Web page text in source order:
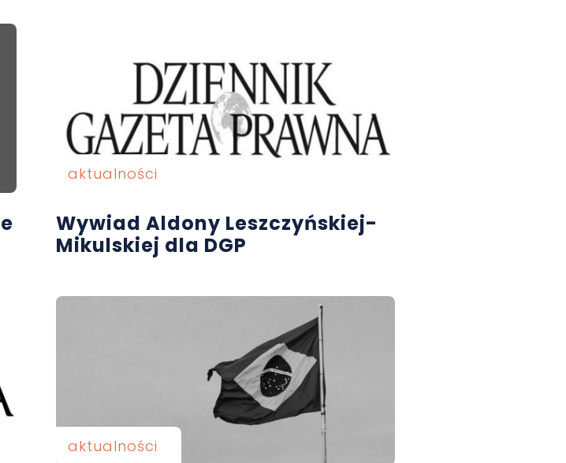
aktualności
Wywiad Aldony Leszczyńskiej-
Mikulskiej dla DGP
aktualności